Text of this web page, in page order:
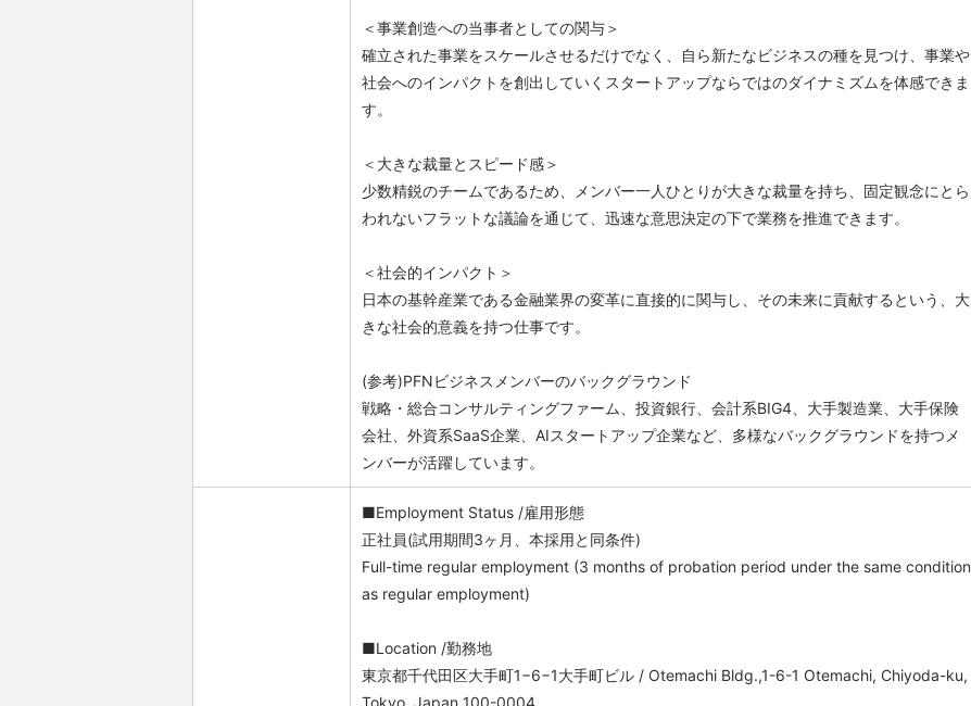
＜事業創造への当事者としての関与＞
確立された事業をスケールさせるだけでなく、自ら新たなビジネスの種を見つけ、事業や
社会へのインパクトを創出していくスタートアップならではのダイナミズムを体感できま
す。
＜大きな裁量とスピード感＞
少数精鋭のチームであるため、メンバー一人ひとりが大きな裁量を持ち、固定観念にとら
われないフラットな議論を通じて、迅速な意思決定の下で業務を推進できます。
＜社会的インパクト＞
日本の基幹産業である金融業界の変革に直接的に関与し、その未来に貢献するという、大
きな社会的意義を持つ仕事です。
(参考)PFNビジネスメンバーのバックグラウンド
戦略・総合コンサルティングファーム、投資銀行、会計系BIG4、大手製造業、大手保険
会社、外資系SaaS企業、AIスタートアップ企業など、多様なバックグラウンドを持つメ
ンバーが活躍しています。
■Employment Status /雇用形態
正社員(試用期間3ヶ月、本採用と同条件)
Full-time regular employment (3 months of probation period under the same condition
as regular employment)
■Location /勤務地
東京都千代田区大手町1−6−1大手町ビル / Otemachi Bldg.,1-6-1 Otemachi, Chiyoda-ku,
Tokyo, Japan 100-0004